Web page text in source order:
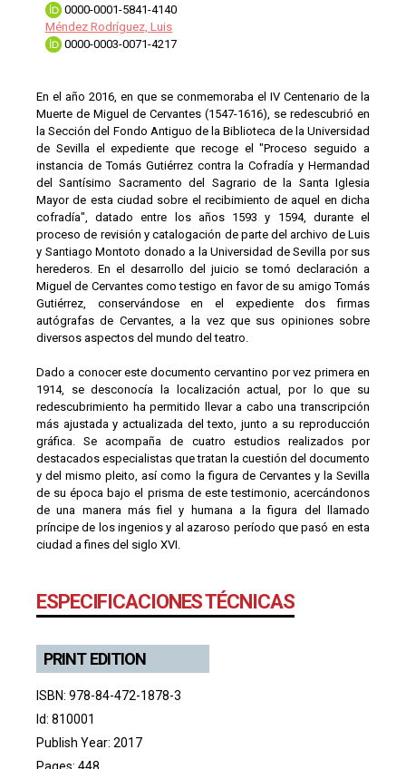
0000-0001-5841-4140
Méndez Rodríguez, Luis
0000-0003-0071-4217
En el año 2016, en que se conmemoraba el IV Centenario de la
Muerte de Miguel de Cervantes (1547-1616), se redescubrió en
la Sección del Fondo Antiguo de la Biblioteca de la Universidad
de Sevilla el expediente que recoge el "Proceso seguido a
instancia de Tomás Gutiérrez contra la Cofradía y Hermandad
del Santísimo Sacramento del Sagrario de la Santa Iglesia
Mayor de esta ciudad sobre el recibimiento de aquel en dicha
cofradía", datado entre los años 1593 y 1594, durante el
proceso de revisión y catalogación de parte del archivo de Luis
y Santiago Montoto donado a la Universidad de Sevilla por sus
herederos. En el desarrollo del juicio se tomó declaración a
Miguel de Cervantes como testigo en favor de su amigo Tomás
Gutiérrez, conservándose en el expediente dos firmas
autógrafas de Cervantes, a la vez que sus opiniones sobre
diversos aspectos del mundo del teatro.
Dado a conocer este documento cervantino por vez primera en
1914, se desconocía la localización actual, por lo que su
redescubrimiento ha permitido llevar a cabo una transcripción
más ajustada y actualizada del texto, junto a su reproducción
gráfica. Se acompaña de cuatro estudios realizados por
destacados especialistas que tratan la cuestión del documento
y del mismo pleito, así como la figura de Cervantes y la Sevilla
de su época bajo el prisma de este testimonio, acercándonos
de una manera más fiel y humana a la figura del llamado
príncipe de los ingenios y al azaroso período que pasó en esta
ciudad a fines del siglo XVI.
ESPECIFICACIONES TÉCNICAS
PRINT EDITION
ISBN: 978-84-472-1878-3
Id: 810001
Publish Year: 2017